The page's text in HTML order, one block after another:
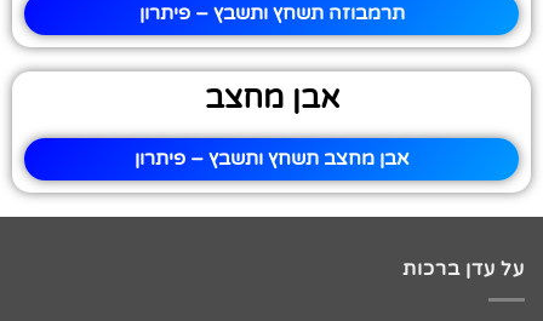
תרמבוזה תשחץ ותשבץ – פיתרון
אבן מחצב
אבן מחצב תשחץ ותשבץ – פיתרון
על עדן ברכות